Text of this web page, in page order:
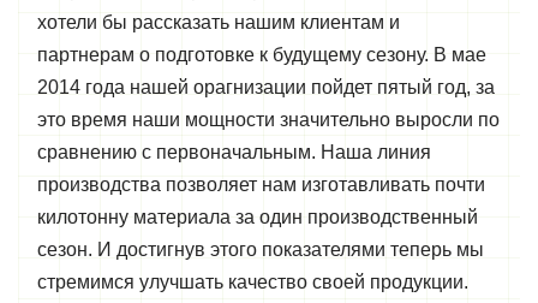
хотели бы рассказать нашим клиентам и
партнерам о подготовке к будущему сезону. В мае
2014 года нашей орагнизации пойдет пятый год, за
это время наши мощности значительно выросли по
сравнению с первоначальным. Наша линия
производства позволяет нам изготавливать почти
килотонну материала за один производственный
сезон. И достигнув этого показателями теперь мы
стремимся улучшать качество своей продукции.